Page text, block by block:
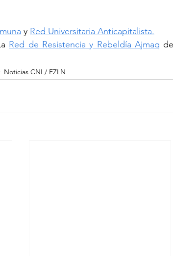
y Red Universitaria Anticapitalista.
Red de Resistencia y Rebeldía Ajmaq
Noticias CNI / EZLN